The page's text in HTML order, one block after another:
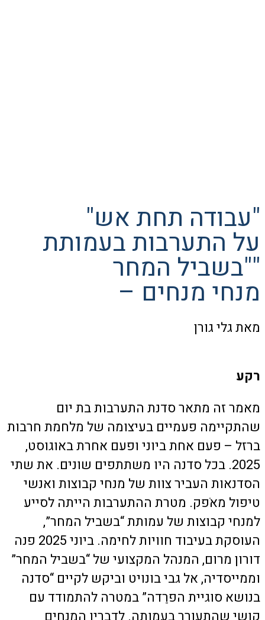
"עבודה תחת אש"
על התערבות בעמותת
"בשביל המחר"
– מנחי מנחים
מאת גלי גורן
רקע
מאמר זה מתאר סדנת התערבות בת יום
שהתקיימה פעמיים בעיצומה של מלחמת חרבות
ברזל – פעם אחת ביוני ופעם אחרת באוגוסט,
2025. בכל סדנה היו משתתפים שונים. את שתי
הסדנאות העביר צוות של מנחי קבוצות ואנשי
טיפול מאֹפק. מטרת ההתערבות הייתה לסייע
למנחי קבוצות של עמותת “בשביל המחר”,
העוסקת בעיבוד חוויות לחימה. ביוני 2025 פנה
דורון מרום, המנהל המקצועי של “בשביל המחר”
וממייסדיה, אל גבי בונויט וביקש לקיים “סדנה
בנושא סוגיית הפרֵדה” במטרה להתמודד עם